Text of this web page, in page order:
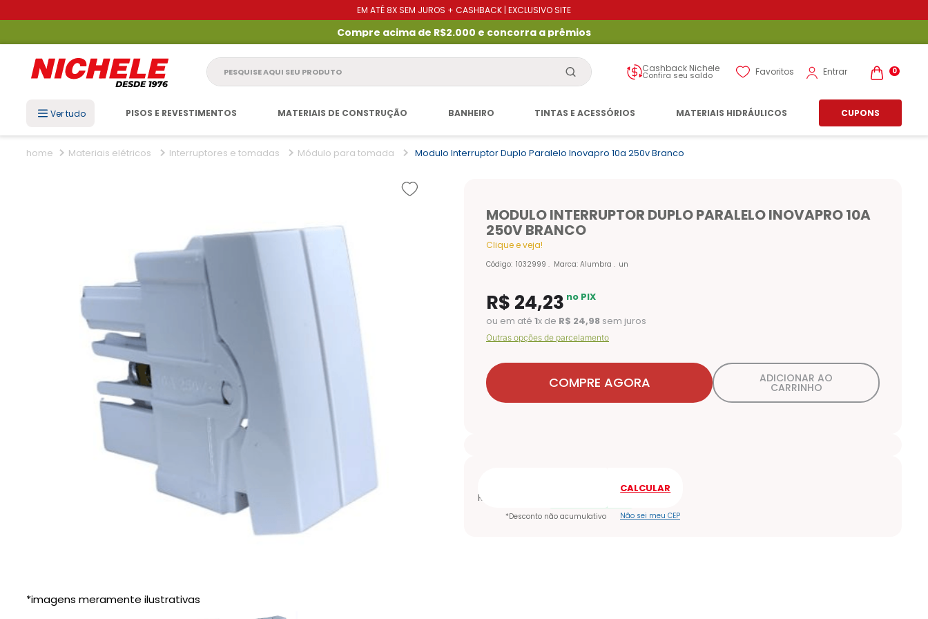
EM ATÉ 8X SEM JUROS + CASHBACK | EXCLUSIVO SITE
Compre acima de R$2.000 e concorra a prêmios
Pesquise aqui seu produto Cashback Nichele
Confira seu saldo Favoritos Entrar 0
Ver tudo PISOS E REVESTIMENTOS MATERIAIS DE CONSTRUÇÃO BANHEIRO TINTAS E ACESSÓRIOS MATERIAIS HIDRÁULICOS CUPONS
Materiais elétricos Interruptores e tomadas Módulo para tomada Modulo Interruptor Duplo Paralelo Inovapro 10a 250v Branco
MODULO INTERRUPTOR DUPLO PARALELO INOVAPRO 10A
250V BRANCO
Clique e veja!
Código: 1032999 Marca: Alumbra un
R$ 24,23 no PIX
ou em até 1x de R$ 24,98 sem juros
Outras opções de parcelamento
COMPRE AGORA ADICIONAR AO
CARRINHO
Não sei meu CEP